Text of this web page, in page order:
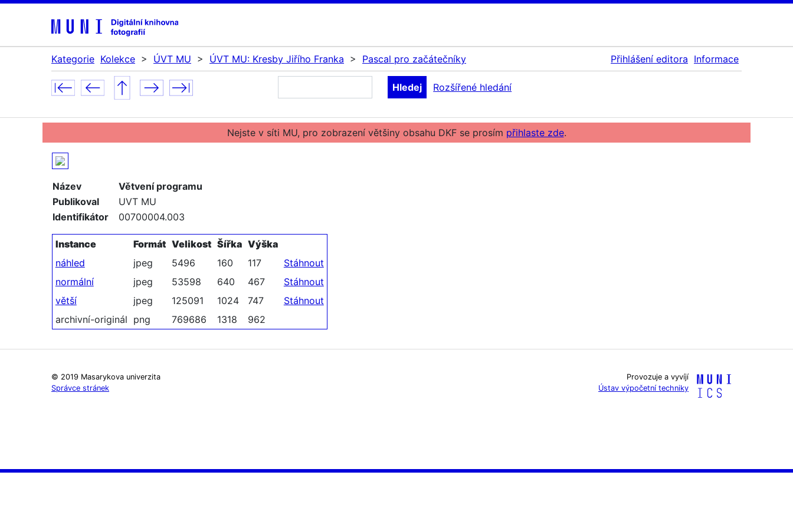
Kategorie Kolekce > ÚVT MU > ÚVT MU: Kresby Jiřího Franka > Pascal pro začátečníky Přihlášení editora Informace
Rozšířené hledání
Nejste v síti MU, pro zobrazení většiny obsahu DKF se prosím přihlaste zde.
Název
Větvení programu
Publikoval
UVT MU
Identifikátor
00700004.003
Instance Formát Velikost Šířka Výška
náhled
jpeg 5496 160 117
Stáhnout
normální
jpeg 53598 640 467
Stáhnout
větší
jpeg 125091 1024 747
Stáhnout
archivní-originál png 769686 1318 962
© 2019 Masarykova univerzita
Správce stránek
Provozuje a vyvíjí
Ústav výpočetní techniky